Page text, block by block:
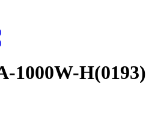
1000W-H(0193)